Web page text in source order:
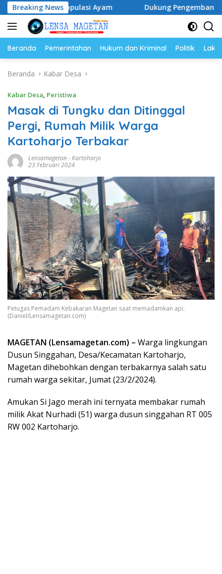
Langsung
ke
konten
Breaking News
Populasi Ayam Dukung Pengembangan Kampus
Beranda Pemerintahan Hukum dan Kriminal Politik
Beranda Kabar Desa
Kabar Desa, Peristiwa
Masak di Tungku dan Ditinggal
Pergi, Rumah Milik Warga
Kartoharjo Terbakar
Lensamagetan-Kartoharjo
23 Februari 2024
Petugas Pemadam Kebakaran Magetan saat memadamkan api.
(Daniel/Lensamagetan.com)
MAGETAN (Lensamagetan.com) – Warga lingkungan
Dusun Singgahan, Desa/Kecamatan Kartoharjo,
Magetan dihebohkan dengan terbakarnya salah satu
rumah warga sekitar, Jumat (23/2/2024).
Amukan Si Jago merah ini ternyata membakar rumah
milik Akat Nurhadi (51) warga dusun singgahan RT 005
RW 002 Kartoharjo.